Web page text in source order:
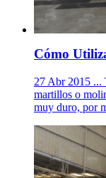
Cómo
27 Abr 2015 ...
martillos o
muy duro, por